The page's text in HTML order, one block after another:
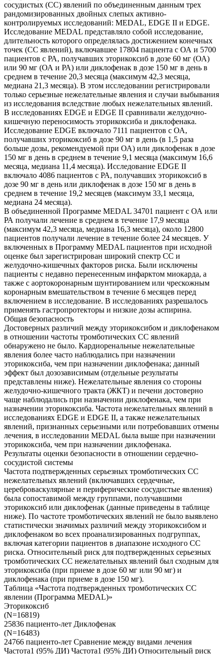
сосудистых (СС) явлений по объединенным данным трех
рандомизированных двойных слепых активно-
контролируемых исследований: MEDAL, EDGE II и EDGE.
Исследование MEDAL представляло собой исследование,
длительность которого определялась достижением конечных
точек (СС явлений), включавшее 17804 пациента с ОА и 5700
пациентов с РА, получавших эторикоксиб в дозе 60 мг (ОА)
или 90 мг (ОА и РА) или диклофенак в дозе 150 мг в день в
среднем в течение 20,3 месяца (максимум 42,3 месяца,
медиана 21,3 месяца). В этом исследовании регистрировали
только серьезные нежелательные явления и случаи выбывания
из исследования вследствие любых нежелательных явлений.
В исследованиях EDGE и EDGE II сравнивали желудочно-
кишечную переносимость эторикоксиба и диклофенака.
Исследование EDGE включало 7111 пациентов с ОА,
получавших эторикоксиб в дозе 90 мг в день (в 1,5 раза
больше дозы, рекомендуемой при ОА) или диклофенак в дозе
150 мг в день в среднем в течение 9,1 месяца (максимум 16,6
месяца, медиана 11,4 месяца). Исследование EDGE II
включало 4086 пациентов с РА, получавших эторикоксиб в
дозе 90 мг в день или диклофенак в дозе 150 мг в день в
среднем в течение 19,2 месяцев (максимум 33,1 месяца,
медиана 24 месяца).
В объединенной Программе MEDAL 34701 пациент с ОА или
РА получали лечение в среднем в течение 17,9 месяца
(максимум 42,3 месяца, медиана 16,3 месяца), около 12800
пациентов получали лечение в течение более 24 месяцев. У
включенных в Программу MEDAL пациентов при исходной
оценке был зарегистрирован широкий спектр СС и
желудочно-кишечных факторов риска. Были исключены
пациенты с недавно перенесенным инфарктом миокарда, а
также с аортокоронарным шунтированием или чрескожным
коронарным вмешательством в течение 6 месяцев перед
включением в исследование. В исследованиях разрешалось
применять гастропротекторы и низкие дозы аспирина.
Общая безопасность
Достоверных различий между эторикоксибом и диклофенаком
в отношении частоты тромботических СС явлений
обнаружено не было. Кардиоренальные нежелательные
явления более часто наблюдались при назначении
эторикоксиба, чем при назначении диклофенака; данный
эффект был дозозависимым (отдельные результаты
представлены ниже). Нежелательные явления со стороны
желудочно-кишечного тракта (ЖКТ) и печени достоверно
чаще наблюдались при назначении диклофенака, чем при
назначении эторикоксиба. Частота нежелательных явлений в
исследованиях EDGE и EDGE II, а также нежелательных
явлений, признанных серьезными или потребовавших отмены
лечения, в исследовании MEDAL была выше при назначении
эторикоксиба, чем при назначении диклофенака.
Результаты оценки безопасности в отношении сердечно-
сосудистой системы
Частота подтвержденных серьезных тромботических СС
нежелательных явлений (включавших сердечные,
цереброваскулярные и периферические сосудистые явления)
была сопоставимой между группами, получавшими
эторикоксиб или диклофенак (данные приведены в таблице
ниже). По частоте тромботических явлений не было выявлено
статистически значимых различий между эторикоксибом и
диклофенаком во всех проанализированных подгруппах,
включая категории пациентов в диапазоне исходного СС
риска. Относительный риск для подтвержденных серьезных
тромботических СС нежелательных явлений был сходным для
эторикоксиба (при приеме в дозе 60 мг или 90 мг) и
диклофенака (при приеме в дозе 150 мг).
Таблица «Частота подтвержденных тромботических СС
явлении (Программа MEDAL)»
Эторикоксиб
(N=16819)
25836 пациенто-лет Диклофенак
(N=16483)
24766 пациенто-лет Сравнение между видами лечения
Частота1 (95% ДИ) Частота1 (95% ДИ) Относительный риск